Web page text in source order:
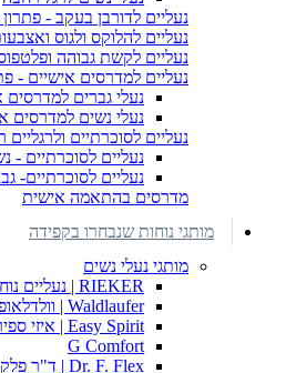
נעליים לדורבן בעקב -
נעליים להלוקס ולגוס
נעליים לקשת גבוהה
נעליים למדרסים אישיים -
נעלי גברים למדרסים
נעלי נשים למדרסים
נעליים לסוכרתיים ולרגליים
נעליים לסוכרתיים -
נעליים לסוכרתיים-
מדרסים בהתאמה אישית
מותגי נוחות שנבחרו בקפידה
מותגי נעלי נשים
RIEKER | נעליים נוחות עם יציבות יומיומית
Waldlaufer | וולדלאופר נעלים עם מידות רוחב
Easy Spirit | איזי ספיריט נוחות אמריקאית יומיומית
G Comfort
Dr. F. Flex | ד"ר פלקס